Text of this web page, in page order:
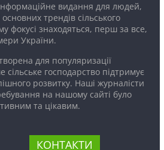
видання для людей,
трендів сільського
фокусі знаходяться, перш за все,
України.
для популяризації
господарство підтримує
розвитку. Наші журналісти
на нашому сайті було
та цікавим.
КОНТАКТИ